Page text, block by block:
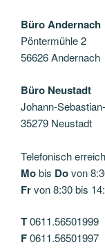
Büro Andernach
Pöntermühle 2
56626 Andernach
Büro Neustadt
Johann-
35279 Neustadt
Telefonisch
Mobis Dovon
Frvon 8:30 bis
T0611.56501999
F0611.56501997